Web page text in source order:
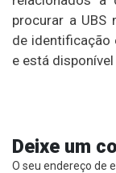
procurar a UBS
de identificação
e está
Deixe um
O seu endereço de